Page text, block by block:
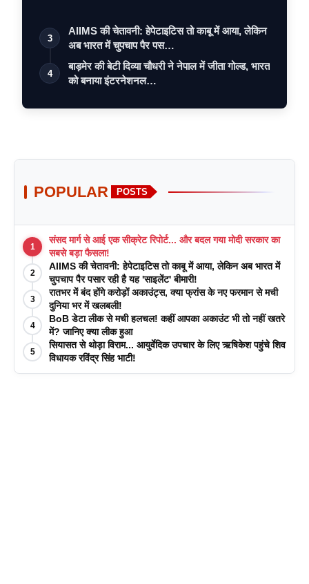
3
AIIMS की चेतावनी: हेपेटाइटिस तो काबू में आया, लेकिन
अब भारत में चुपचाप पैर पस…
4
बाड़मेर की बेटी दिव्या चौधरी ने नेपाल में जीता गोल्ड, भारत
को बनाया इंटरनेशनल…
POPULAR POSTS
1
संसद मार्ग से आई एक सीक्रेट रिपोर्ट... और बदल गया मोदी सरकार का
सबसे बड़ा फैसला!
2
AIIMS की चेतावनी: हेपेटाइटिस तो काबू में आया, लेकिन अब भारत में
चुपचाप पैर पसार रही है यह 'साइलेंट' बीमारी!
3
रातभर में बंद होंगे करोड़ों अकाउंट्स, क्या फ्रांस के नए फरमान से मची
दुनिया भर में खलबली!
4
BoB डेटा लीक से मची हलचल! कहीं आपका अकाउंट भी तो नहीं खतरे
में? जानिए क्या लीक हुआ
5
सियासत से थोड़ा विराम... आयुर्वेदिक उपचार के लिए ऋषिकेश पहुंचे शिव
विधायक रविंद्र सिंह भाटी!